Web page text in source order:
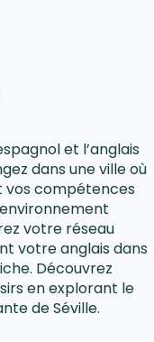
et l’anglais
dans une ville où
vos compétences
votre réseau
votre anglais dans
Découvrez
en explorant le
de Séville.